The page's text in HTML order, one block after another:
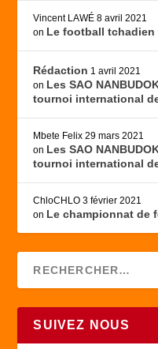
Vincent LAWÉ 8 avril 2021
on Le football tchadien
Rédaction 1 avril 2021
on Les SAO
tournoi international
Mbete Felix 29 mars 2021
on Les SAO
tournoi international
ChloCHLO 3 février 2021
on Le championnat de
SUIVEZ NOUS